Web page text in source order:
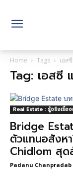
Home Tags เอส
Tag: เอสซี
Real Estate : รู้จริงเรื่อ
Bridge
ตัวแทนอสังห
Chidlom สุด
Padanu Chanpradab